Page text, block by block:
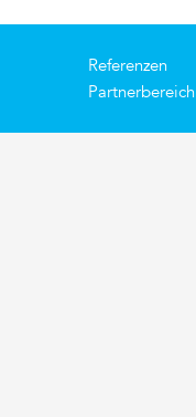
Referenzen
Partnerbereich